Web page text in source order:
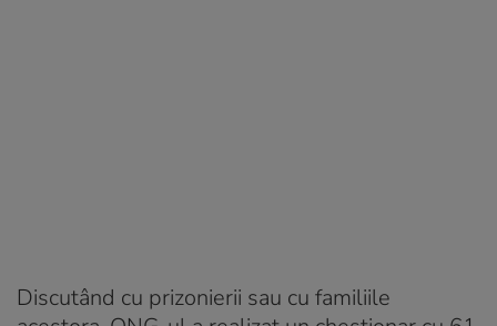
Discutând cu prizonierii sau cu familiile